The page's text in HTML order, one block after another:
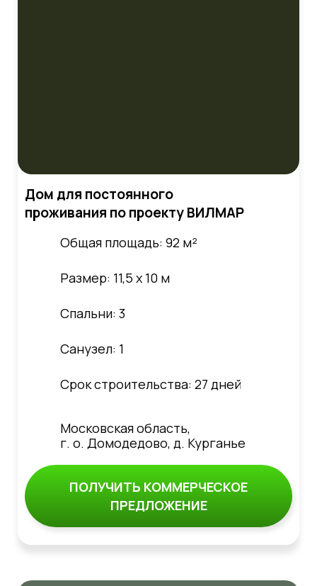
Дом для постоянного
проживания по проекту ВИЛМАР
Общая площадь: 92 м²
Размер: 11,5 х 10 м
Спальни: 3
Санузел: 1
Срок строительства: 27 дней
Московская область,
г. о. Домодедово, д. Курганье
ПОЛУЧИТЬ КОММЕРЧЕСКОЕ
ПРЕДЛОЖЕНИЕ